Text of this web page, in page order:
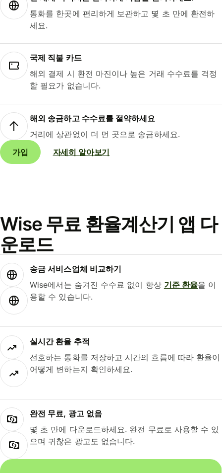
통화를 한곳에 편리하게 보관하고 몇 초 만에 환전하
세요.
국제 직불 카드
해외 결제 시 환전 마진이나 높은 거래 수수료를 걱정
할 필요가 없습니다.
해외 송금하고 수수료를 절약하세요
거리에 상관없이 더 먼 곳으로 송금하세요.
가입
자세히 알아보기
Wise 무료 환율계산기 앱 다
운로드
송금 서비스업체 비교하기
Wise에서는 숨겨진 수수료 없이 항상 기준 환율을 이
용할 수 있습니다.
실시간 환율 추적
선호하는 통화를 저장하고 시간의 흐름에 따라 환율이
어떻게 변하는지 확인하세요.
완전 무료, 광고 없음
몇 초 만에 다운로드하세요. 완전 무료로 사용할 수 있
으며 귀찮은 광고도 없습니다.